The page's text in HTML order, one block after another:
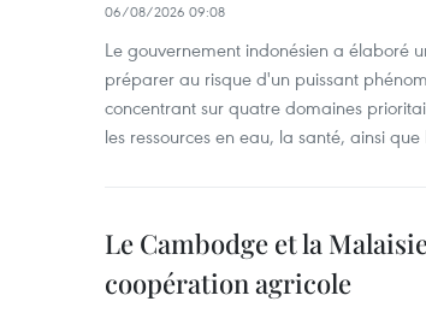
06/08/2026 09:08
Le gouvernement indonésien a élaboré
préparer au risque d'un puissant
concentrant sur quatre domaines
les ressources en eau, la santé, ainsi
Le Cambodge et la
coopération agricole